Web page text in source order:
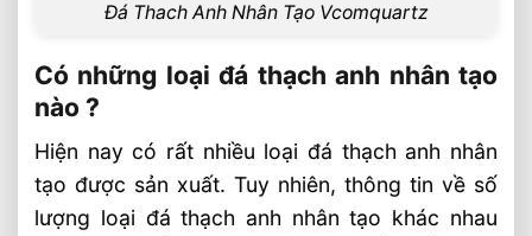
Đá Thach Anh Nhân Tạo Vcomquartz
Có những loại đá thạch anh nhân tạo
nào ?
Hiện nay có rất nhiều loại đá thạch anh nhân
tạo được sản xuất. Tuy nhiên, thông tin về số
lượng loại đá thạch anh nhân tạo khác nhau